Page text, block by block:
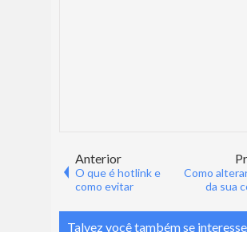
Anterior
O que é hotlink e
como evitar
Como
da sua
Talvez você também se